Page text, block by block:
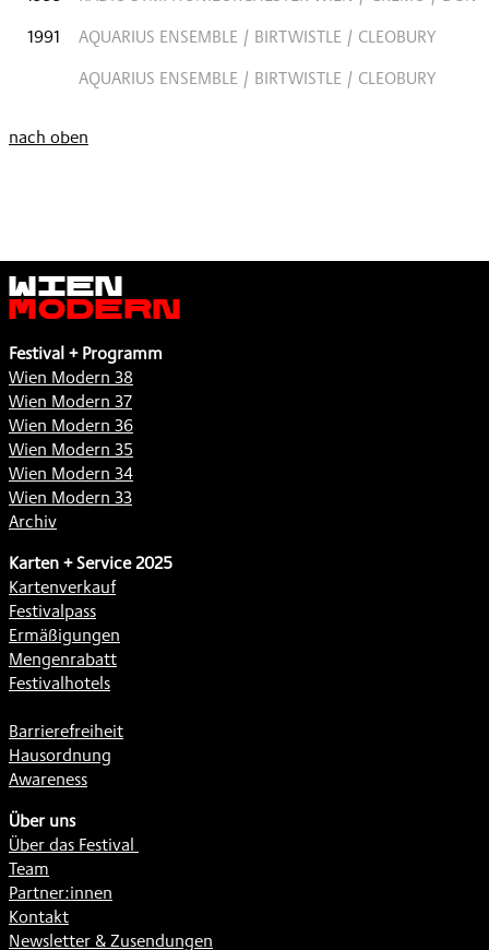
1991
AQUARIUS ENSEMBLE / BIRTWISTLE / CLEOBURY
AQUARIUS ENSEMBLE / BIRTWISTLE / CLEOBURY
nach oben
Wien
Modern
Festival + Programm
Wien Modern 38
Wien Modern 37
Wien Modern 36
Wien Modern 35
Wien Modern 34
Wien Modern 33
Archiv
Karten + Service 2025
Kartenverkauf
Festivalpass
Ermäßigungen
Mengenrabatt
Festivalhotels
Barrierefreiheit
Hausordnung
Awareness
Über uns
Über das Festival
Team
Partner:innen
Kontakt
Newsletter & Zusendungen